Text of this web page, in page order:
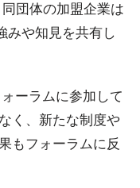
団体の加盟企業は
みや知見を共有し
ーラムに参加して
く、新たな制度や
もフォーラムに反